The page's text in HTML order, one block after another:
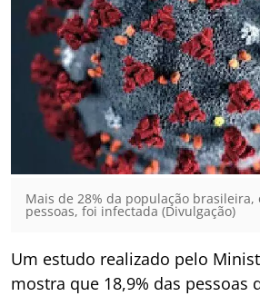
Mais de 28% da população brasileira,
pessoas, foi infectada (Divulgação)
Um estudo realizado pelo
mostra que 18,9% das pessoas